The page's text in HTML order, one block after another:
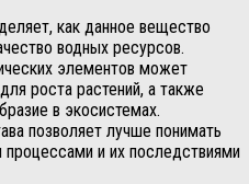
как данное вещество
водных ресурсов.
элементов может
роста растений, а также
в экосистемах.
позволяет лучше понимать
и их последствиями